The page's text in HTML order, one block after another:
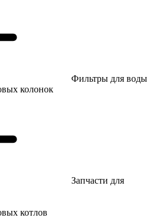
Фильтры для воды
колонок
Запчасти для
котлов